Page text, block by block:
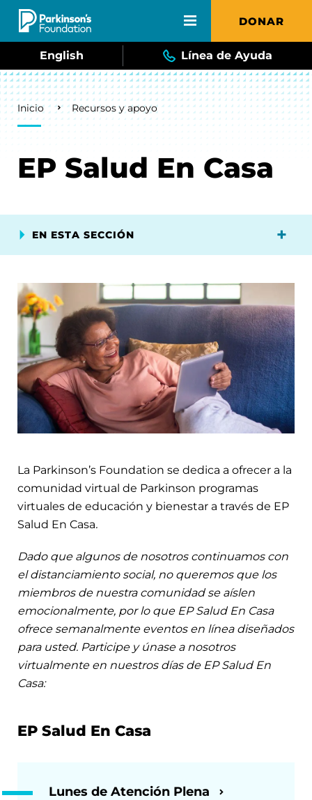
Skip to main content DONAR
English Línea de Ayuda
Breadcrumb
Inicio Recursos y apoyo
EP Salud En Casa
EN ESTA SECCIÓN
La Parkinson’s Foundation se dedica a ofrecer a la
comunidad virtual de Parkinson programas
virtuales de educación y bienestar a través de EP
Salud En Casa.
Dado que algunos de nosotros continuamos con
el distanciamiento social, no queremos que los
miembros de nuestra comunidad se aíslen
emocionalmente, por lo que EP Salud En Casa
ofrece semanalmente eventos en línea diseñados
para usted. Participe y únase a nosotros
virtualmente en nuestros días de EP Salud En
Casa:
EP Salud En Casa
Lunes de Atención Plena